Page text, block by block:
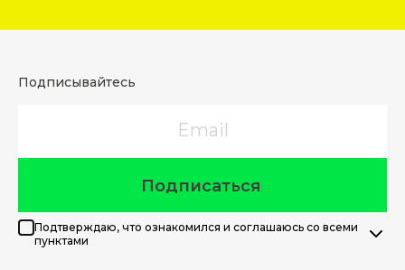
Подписывайтесь
Подписаться
Подтверждаю, что ознакомился и соглашаюсь со всеми
пунктами